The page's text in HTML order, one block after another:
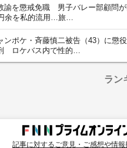
諭を懲戒免職 男子バレー部顧問
余を私的流用…旅…
ンポケ・斉藤慎二被告（43）に懲
ロケバス内で性的…
ラン
記事に対するご意見・ご感想や情報